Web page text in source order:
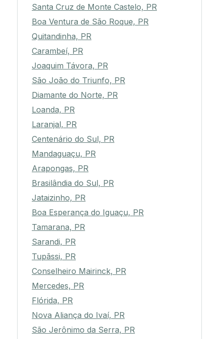
Santa Cruz de Monte Castelo, PR
Boa Ventura de São Roque, PR
Quitandinha, PR
Carambeí, PR
Joaquim Távora, PR
São João do Triunfo, PR
Diamante do Norte, PR
Loanda, PR
Laranjal, PR
Centenário do Sul, PR
Mandaguaçu, PR
Arapongas, PR
Brasilândia do Sul, PR
Jataizinho, PR
Boa Esperança do Iguaçu, PR
Tamarana, PR
Sarandi, PR
Tupãssi, PR
Conselheiro Mairinck, PR
Mercedes, PR
Flórida, PR
Nova Aliança do Ivaí, PR
São Jerônimo da Serra, PR